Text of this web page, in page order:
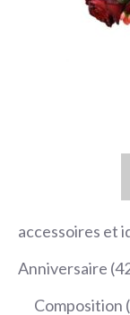
accessoires et
Anniversaire
Composition